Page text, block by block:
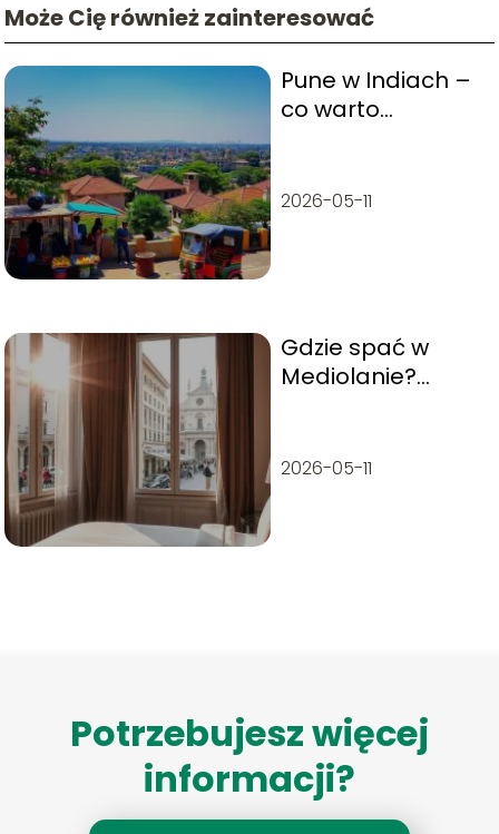
Może Cię również zainteresować
Pune w Indiach –
co warto
2026-05-11
Gdzie spać w
Mediolanie?
na nocleg
2026-05-11
Potrzebujesz więcej
informacji?